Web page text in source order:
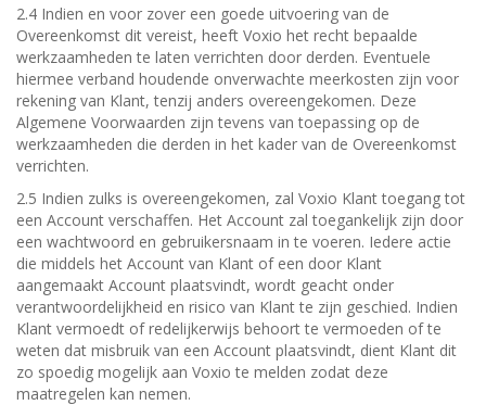
2.4 Indien en voor zover een goede uitvoering van de
Overeenkomst dit vereist, heeft Voxio het recht bepaalde
werkzaamheden te laten verrichten door derden. Eventuele
hiermee verband houdende onverwachte meerkosten zijn voor
rekening van Klant, tenzij anders overeengekomen. Deze
Algemene Voorwaarden zijn tevens van toepassing op de
werkzaamheden die derden in het kader van de Overeenkomst
verrichten.
2.5 Indien zulks is overeengekomen, zal Voxio Klant toegang tot
een Account verschaffen. Het Account zal toegankelijk zijn door
een wachtwoord en gebruikersnaam in te voeren. Iedere actie
die middels het Account van Klant of een door Klant
aangemaakt Account plaatsvindt, wordt geacht onder
verantwoordelijkheid en risico van Klant te zijn geschied. Indien
Klant vermoedt of redelijkerwijs behoort te vermoeden of te
weten dat misbruik van een Account plaatsvindt, dient Klant dit
zo spoedig mogelijk aan Voxio te melden zodat deze
maatregelen kan nemen.